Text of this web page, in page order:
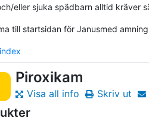
eller sjuka spädbarn alltid kräver
till startsidan för Janusmed
Piroxikam
Visa all info Skriv ut